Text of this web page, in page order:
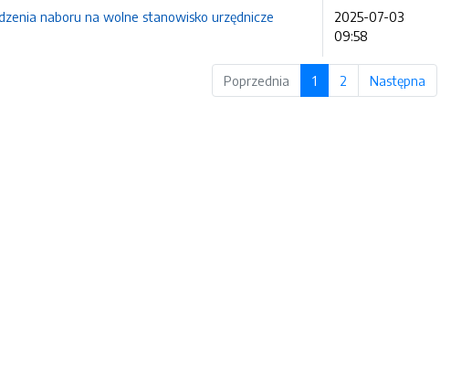
naboru na wolne stanowisko urzędnicze
2025-07-03
09:58
Poprzednia 1 2 Następna